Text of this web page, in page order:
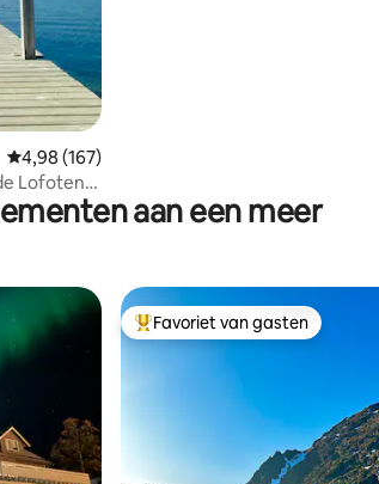
Gemiddelde beoordeling van 4,98 op 5, 167
4,98 (167)
Lofoten
aan een meer
Topfavoriet van gasten
Favoriet van gasten